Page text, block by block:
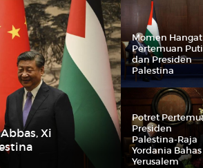
Xi
Momen Hangat
Pertemuan
dan Presiden
Palestina
Potret
Presiden
Palestina-Raja
Yordania Bahas
Yerusalem